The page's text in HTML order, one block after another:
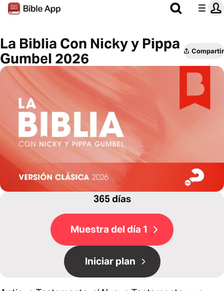
La Biblia Con Nicky y Pippa
Gumbel 2026
Compartir
365 días
Muestra del día 1
Iniciar plan